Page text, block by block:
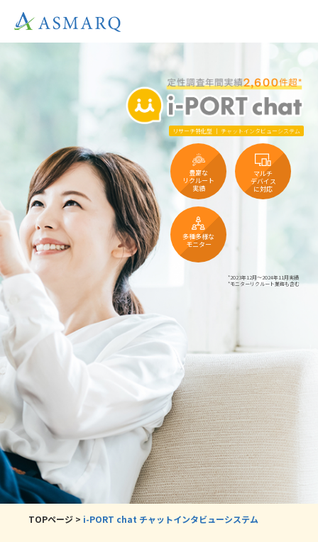
リサーチ特化型 ｜ チャットインタビューシステム
*2023年12月～2024年11月実績
*モニターリクルート業務も含む
豊富な
リクルート
実績
マルチ
デバイス
に対応
多種多様な
モニター
TOPページ > i-PORT chat チャットインタビューシステム